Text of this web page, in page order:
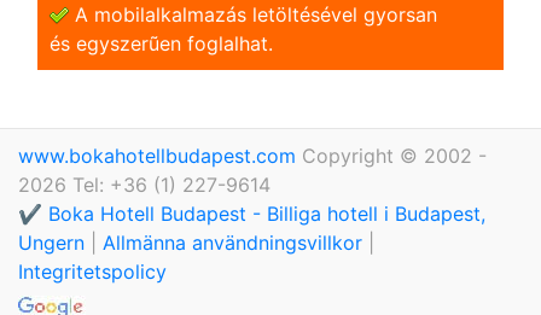
A mobilalkalmazás letöltésével gyorsan
és egyszerũen foglalhat.
www.bokahotellbudapest.com Copyright © 2002 -
2026 Tel: +36 (1) 227-9614
✔️ Boka Hotell Budapest - Billiga hotell i Budapest,
Ungern
Allmänna användningsvillkor
Integritetspolicy